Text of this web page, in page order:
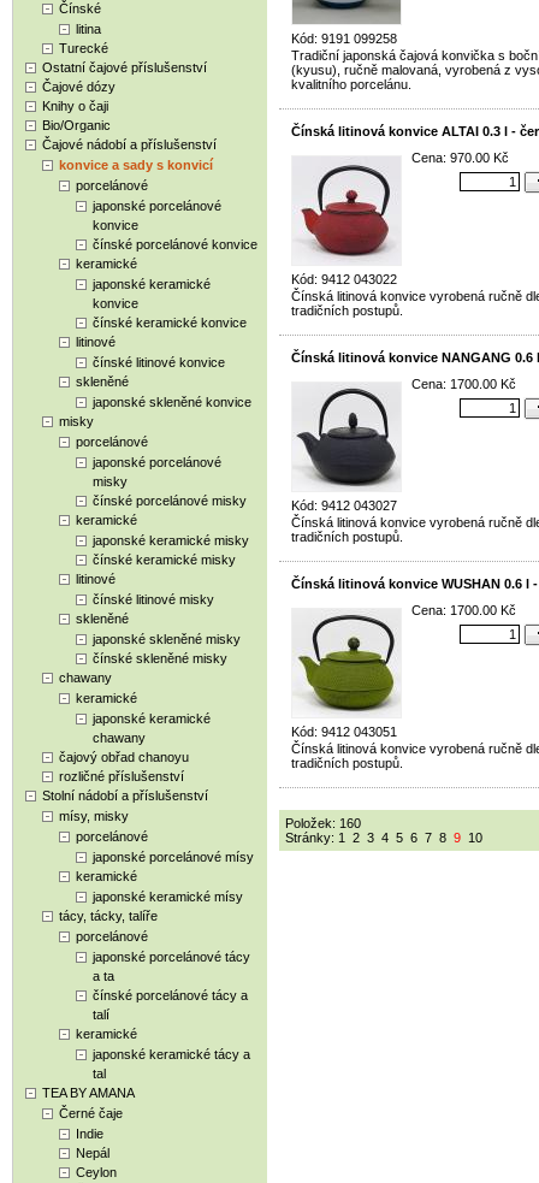
Čínské
litina
Turecké
Ostatní čajové příslušenství
Čajové dózy
Knihy o čaji
Bio/Organic
Čajové nádobí a příslušenství
konvice a sady s konvicí
porcelánové
japonské porcelánové
konvice
čínské porcelánové konvice
keramické
japonské keramické
konvice
čínské keramické konvice
litinové
čínské litinové konvice
skleněné
japonské skleněné konvice
misky
porcelánové
japonské porcelánové
misky
čínské porcelánové misky
keramické
japonské keramické misky
čínské keramické misky
litinové
čínské litinové misky
skleněné
japonské skleněné misky
čínské skleněné misky
chawany
keramické
japonské keramické
chawany
čajový obřad chanoyu
rozličné příslušenství
Stolní nádobí a příslušenství
mísy, misky
porcelánové
japonské porcelánové mísy
keramické
japonské keramické mísy
tácy, tácky, talíře
porcelánové
japonské porcelánové tácy
a ta
čínské porcelánové tácy a
talí
keramické
japonské keramické tácy a
tal
TEA BY AMANA
Černé čaje
Indie
Nepál
Ceylon
Kód: 9191 099258
Tradiční japonská čajová konvička s
(kyusu), ručně malovaná, vyrobená z
kvalitního porcelánu.
Čínská litinová konvice ALTAI 0.3 l -
Kód: 9412 043022
Cena: 970.00 Kč
Čínská litinová konvice vyrobená ručně
tradičních postupů.
Čínská litinová konvice NANGANG 0.6
Kód: 9412 043027
Cena: 1700.00 Kč
Čínská litinová konvice vyrobená ručně
tradičních postupů.
Čínská litinová konvice WUSHAN 0.6 l
Kód: 9412 043051
Cena: 1700.00 Kč
Čínská litinová konvice vyrobená ručně
tradičních postupů.
Položek: 160
Stránky: 1 2 3 4 5 6 7 8 9 10